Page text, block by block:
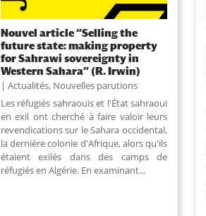
Nouvel article “Selling the
future state: making property
for Sahrawi sovereignty in
Western Sahara” (R. Irwin)
Actualités, Nouvelles parutions
Les réfugiés sahraouis et l'État sahraoui
en exil ont cherché à faire valoir leurs
revendications sur le Sahara occidental,
la dernière colonie d'Afrique, alors qu'ils
étaient exilés dans des camps de
réfugiés en Algérie. En examinant...